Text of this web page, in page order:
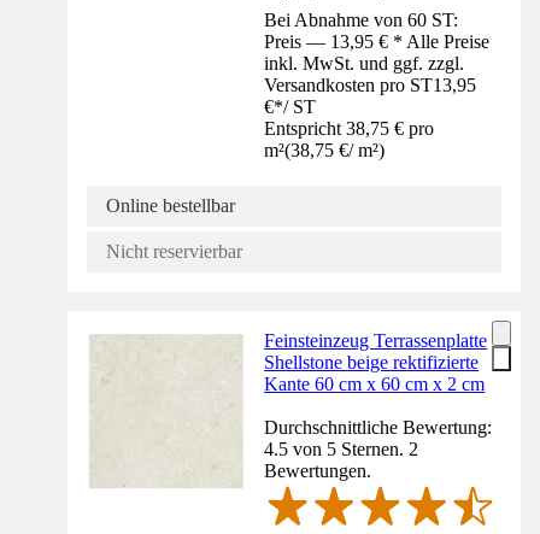
Bei Abnahme von 60 ST:
Preis — 13,95 € * Alle Preise
inkl. MwSt. und ggf. zzgl.
Versandkosten pro ST13,95
€*/ ST
Entspricht 38,75 € pro
m²(38,75 €/ m²)
Online bestellbar
Nicht reservierbar
Feinsteinzeug Terrassenplatte
Shellstone beige rektifizierte
Kante 60 cm x 60 cm x 2 cm
Durchschnittliche Bewertung:
4.5 von 5 Sternen. 2
Bewertungen.